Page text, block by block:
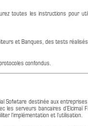
toutes les instructions pour
et Banques, des tests
confondus.
Sofwtare destinée aux entreprises
les serveurs bancaires d'Elcimaï
l'implémentation et l'utilisation.